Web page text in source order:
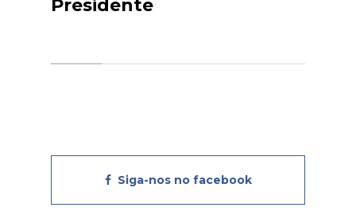
Presidente
Siga-nos no facebook